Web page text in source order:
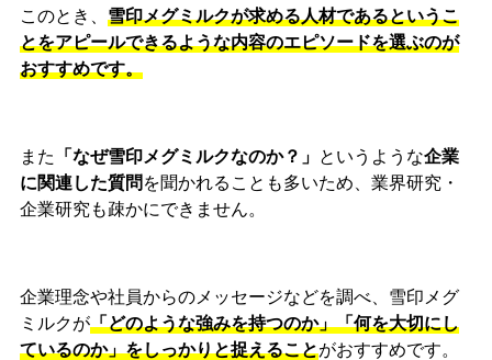
このとき、 雪印メグミルクが求める人材であるというこ
とをアピールできるような内容のエピソードを選ぶのが
おすすめです。
また 「なぜ雪印メグミルクなのか？」 というような企業
に関連した質問 を聞かれることも多いため、 業界研究・
企業研究も疎かにできません。
企業理念や社員からのメッセージなどを調べ、雪印メグ
ミルクが「どのような強みを持つのか」「何を大切にし
ているのか」をしっかりと捉えることがおすすめです。